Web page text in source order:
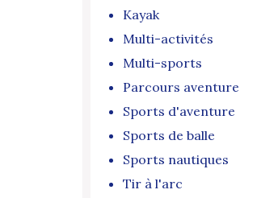
Kayak
Multi-activités
Multi-sports
Parcours aventure
Sports d'aventure
Sports de balle
Sports nautiques
Tir à l'arc